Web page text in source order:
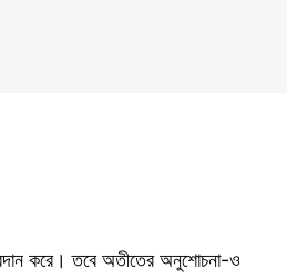
করে। তবে অতীতের অনুশোচনা-ও